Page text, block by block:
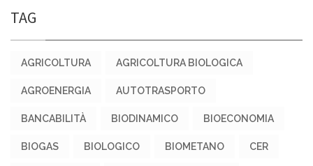
TAG
AGRICOLTURA AGRICOLTURA BIOLOGICA
AGROENERGIA AUTOTRASPORTO
BANCABILITÀ BIODINAMICO BIOECONOMIA
BIOGAS BIOLOGICO BIOMETANO CER